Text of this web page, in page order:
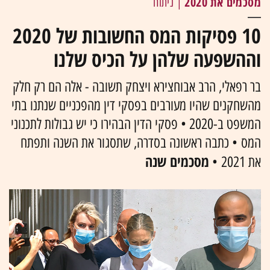
10 פסיקות המס החשובות של 2020
וההשפעה שלהן על הכיס שלנו
בר רפאלי, הרב אבוחצירא ויצחק תשובה - אלה הם רק חלק
מהשחקנים שהיו מעורבים בפסקי דין מהפכניים שנתנו בתי
המשפט ב-2020 • פסקי הדין הבהירו כי יש גבולות לתכנוני
המס • כתבה ראשונה בסדרה, שתסגור את השנה ותפתח
את 2021 •
מסכמים שנה